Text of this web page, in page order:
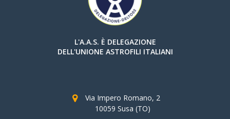
L'A.A.S. È DELEGAZIONE
DELL'UNIONE ASTROFILI ITALIANI
Via Impero Romano, 2
10059 Susa (TO)